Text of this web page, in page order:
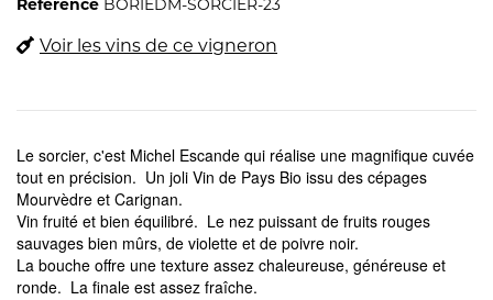
Référence BORIEDM-SORCIER-23
Voir les vins de ce vigneron
Le sorcier, c'est Michel Escande qui réalise une magnifique cuvée
tout en précision. Un joli Vin de Pays Bio issu des cépages
Mourvèdre et Carignan.
Vin fruité et bien équilibré. Le nez puissant de fruits rouges
sauvages bien mûrs, de violette et de poivre noir.
La bouche offre une texture assez chaleureuse, généreuse et
ronde. La finale est assez fraîche.